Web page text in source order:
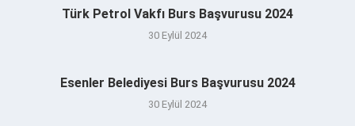
Türk Petrol Vakfı Burs Başvurusu 2024
30 Eylül 2024
Esenler Belediyesi Burs Başvurusu 2024
30 Eylül 2024